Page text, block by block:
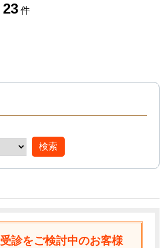
23 件
受診をご検討中のお客様